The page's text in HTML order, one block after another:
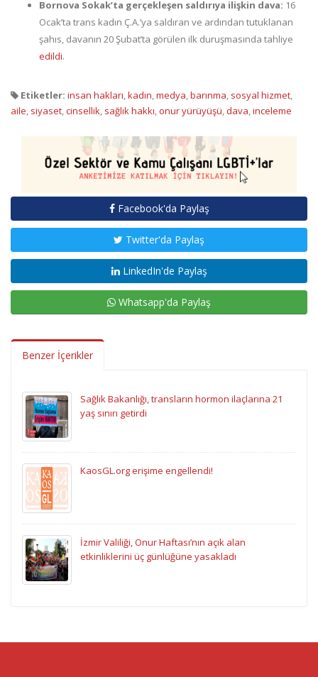
Bornova Sokak’ta gerçekleşen saldırıya ilişkin dava: 16
Ocak’ta trans kadın Ç.A.’ya saldıran ve ardından tutuklanan
şahıs, davanın 20 Şubat’ta görülen ilk duruşmasında tahliye
edildi.
Etiketler: insan hakları,kadın,medya,barınma, sosyal hizmet,
aile, siyaset,cinsellik, sağlık hakkı,onur yürüyüşü,dava,inceleme
Facebook'da Paylaş
Twitter'da Paylaş
LinkedIn'de Paylaş
Whatsapp'da Paylaş
Benzer İçerikler
Sağlık Bakanlığı, transların hormon ilaçlarına 21
yaş sınırı getirdi
KaosGL.org erişime engellendi!
İzmir Valiliği, Onur Haftası’nın açık alan
etkinliklerini üç günlüğüne yasakladı